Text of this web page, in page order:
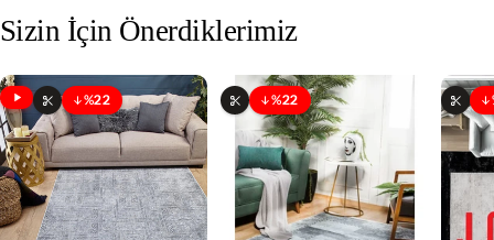
Sizin İçin Önerdiklerimiz
Videolu Ürün
Özelleştirilebilir
%22
İndirim Özelleştirilebilir
%22
İndirim